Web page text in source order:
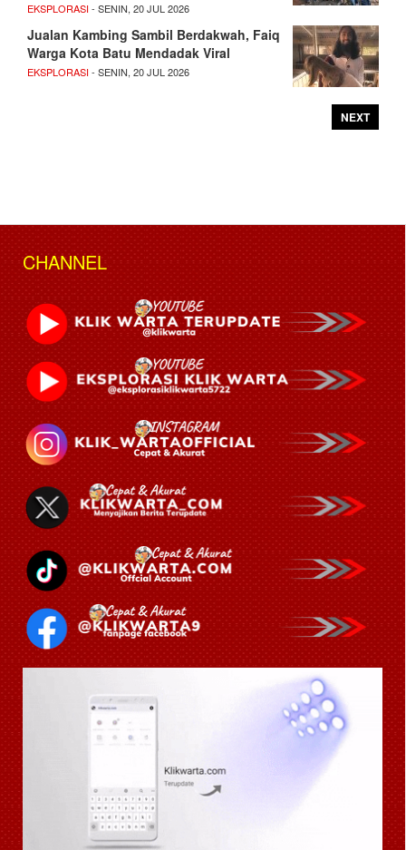
EKSPLORASI- SENIN, 20 JUL 2026
Jualan Kambing Sambil Berdakwah, Faiq
Warga Kota Batu Mendadak Viral
EKSPLORASI- SENIN, 20 JUL 2026
NEXT
CHANNEL